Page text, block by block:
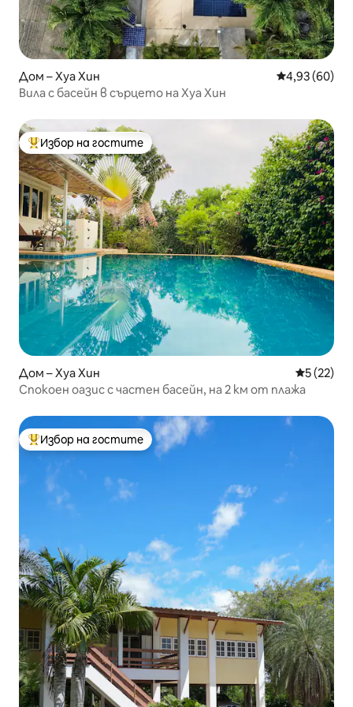
Дом – Хуа Хин Средна
4,93 (60)
Вила с басейн в сърцето на Хуа Хин
Най-популярен избор на гостите
Избор на гостите
Дом – Хуа Хин Средна
5 (22)
Спокоен оазис с частен басейн, на 2 км от плажа
Най-популярен избор на гостите
Избор на гостите